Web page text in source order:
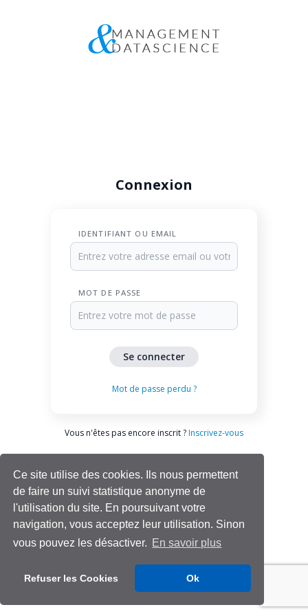
Ce site utilise des cookies. Ils nous permettent
de faire un suivi statistique anonyme de
l'utilisation du site. En poursuivant votre
navigation, vous acceptez leur utilisation. Sinon
vous pouvez les désactiver. En savoir plus
Refuser les Cookies Ok
Connexion
IDENTIFIANT OU EMAIL
MOT DE PASSE
Mot de passe perdu ?
Vous n'êtes pas encore inscrit ? Inscrivez-vous